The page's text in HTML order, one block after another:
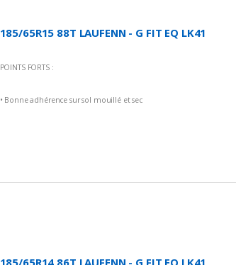
185/65R15 88T LAUFENN - G FIT EQ LK41
POINTS FORTS :
• Bonne adhérence sur sol mouillé et sec
185/65R14 86T LAUFENN - G FIT EQ LK41